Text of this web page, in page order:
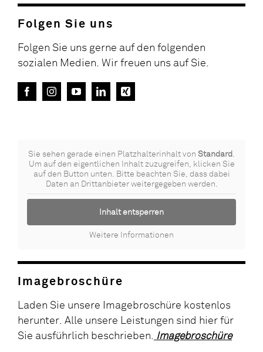
Folgen Sie uns
Folgen Sie uns gerne auf den folgenden
sozialen Medien. Wir freuen uns auf Sie.
Sie sehen gerade einen Platzhalterinhalt von Standard.
Um auf den eigentlichen Inhalt zuzugreifen, klicken Sie
auf den Button unten. Bitte beachten Sie, dass dabei
Daten an Drittanbieter weitergegeben werden.
Inhalt entsperren
Weitere Informationen
Imagebroschüre
Laden Sie unsere Imagebroschüre kostenlos
herunter. Alle unsere Leistungen sind hier für
Sie ausführlich beschrieben. Imagebroschüre